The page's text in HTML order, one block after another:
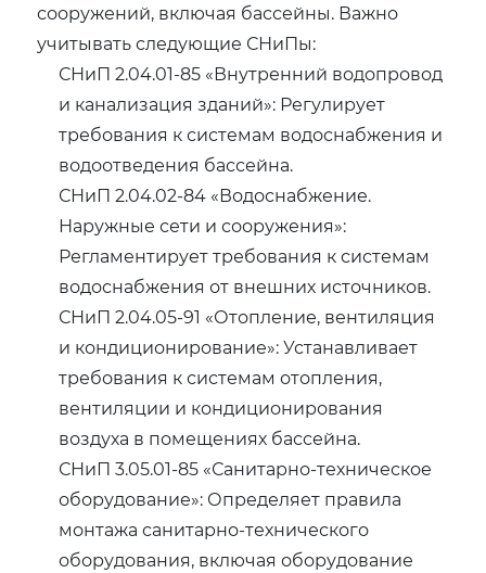
сооружений, включая бассейны. Важно
учитывать следующие СНиПы:
СНиП 2.04.01-85 «Внутренний водопровод
и канализация зданий»: Регулирует
требования к системам водоснабжения и
водоотведения бассейна.
СНиП 2.04.02-84 «Водоснабжение.
Наружные сети и сооружения»:
Регламентирует требования к системам
водоснабжения от внешних источников.
СНиП 2.04.05-91 «Отопление, вентиляция
и кондиционирование»: Устанавливает
требования к системам отопления,
вентиляции и кондиционирования
воздуха в помещениях бассейна.
СНиП 3.05.01-85 «Санитарно-техническое
оборудование»: Определяет правила
монтажа санитарно-технического
оборудования, включая оборудование